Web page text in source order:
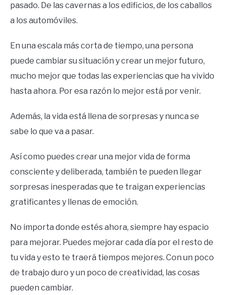
pasado. De las cavernas a los edificios, de los caballos
a los automóviles.
En una escala más corta de tiempo, una persona
puede cambiar su situación y crear un mejor futuro,
mucho mejor que todas las experiencias que ha vivido
hasta ahora. Por esa razón lo mejor está por venir.
Además, la vida está llena de sorpresas y nunca se
sabe lo que va a pasar.
Así como puedes crear una mejor vida de forma
consciente y deliberada, también te pueden llegar
sorpresas inesperadas que te traigan experiencias
gratificantes y llenas de emoción.
No importa donde estés ahora, siempre hay espacio
para mejorar. Puedes mejorar cada día por el resto de
tu vida y esto te traerá tiempos mejores. Con un poco
de trabajo duro y un poco de creatividad, las cosas
pueden cambiar.